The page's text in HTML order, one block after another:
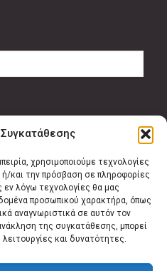
Συγκατάθεσης
χρησιμοποιούμε τεχνολογίες
και την πρόσβαση σε πληροφορίες
λόγω τεχνολογίες θα μας
προσωπικού χαρακτήρα, όπως
αναγνωριστικά σε αυτόν τον
της συγκατάθεσης, μπορεί
και δυνατότητες.
εργασίες που ανήκουν στο
του ΕΑΠ, το οποίο είναι